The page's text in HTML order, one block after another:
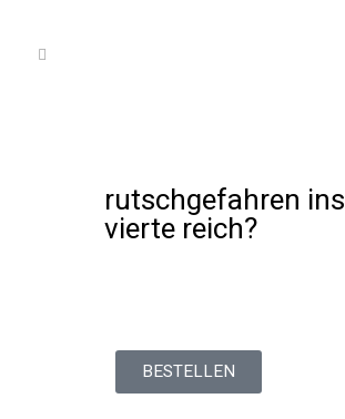
rutschgefahren ins
vierte reich?
BESTELLEN